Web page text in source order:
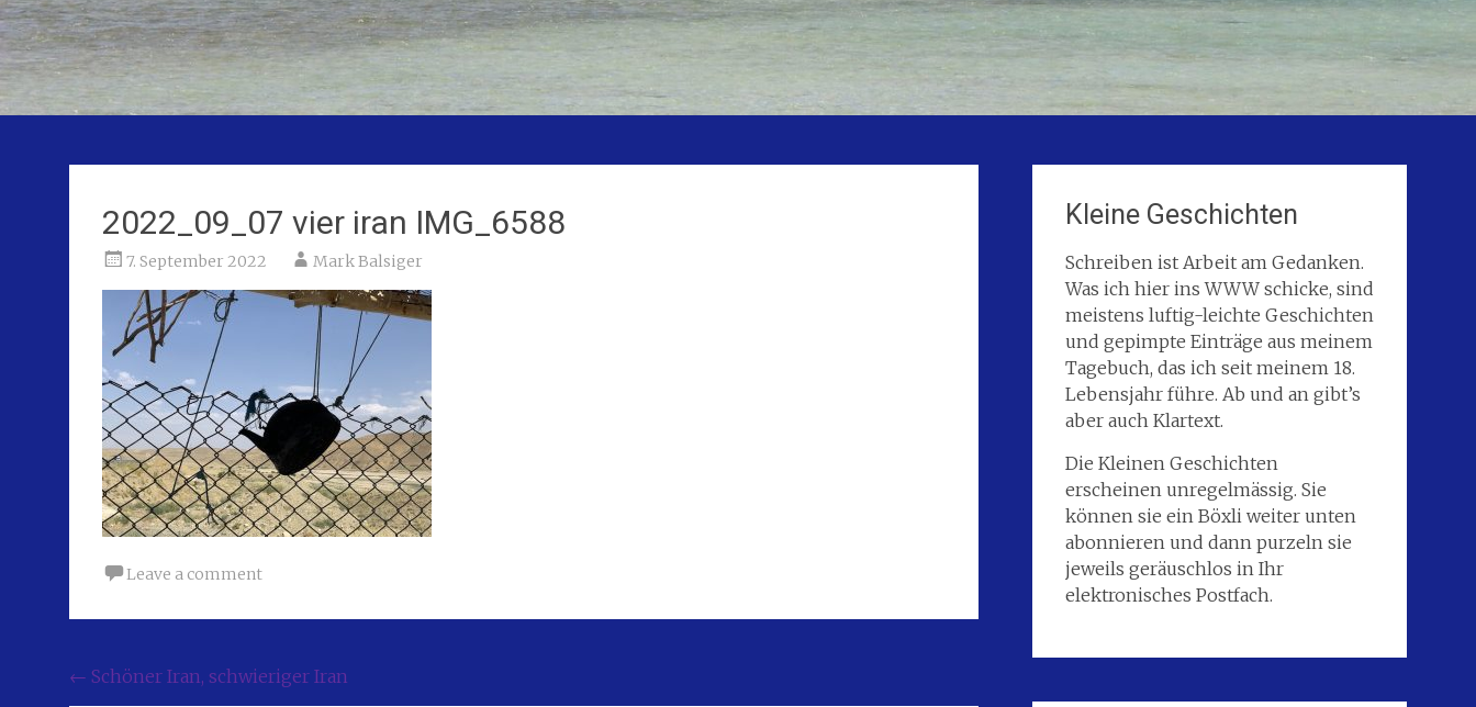
2022_09_07 vier iran IMG_6588
7. September 2022 Mark Balsiger
Leave a comment
Post
← Schöner Iran, schwieriger Iran
Kleine Geschichten
Schreiben ist Arbeit am Gedanken.
Was ich hier ins WWW schicke, sind
meistens luftig-leichte Geschichten
und gepimpte Einträge aus meinem
Tagebuch, das ich seit meinem 18.
Lebensjahr führe. Ab und an gibt’s
aber auch Klartext.
Die Kleinen Geschichten
erscheinen unregelmässig. Sie
können sie ein Böxli weiter unten
abonnieren und dann purzeln sie
jeweils geräuschlos in Ihr
elektronisches Postfach.